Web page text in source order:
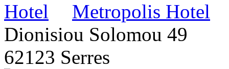
Metropolis Hotel
Dionisiou Solomou 49
62123 Serres